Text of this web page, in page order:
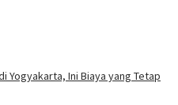
Yogyakarta, Ini Biaya yang Tetap